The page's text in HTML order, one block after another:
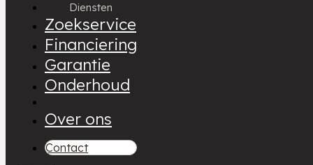
Diensten
Zoekservice
Financiering
Garantie
Onderhoud
Over ons
Contact